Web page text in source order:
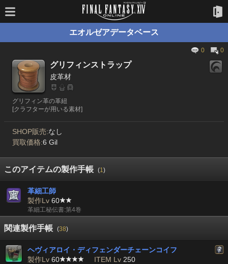
エオルゼアデータベース
0 0
グリフィンストラップ
皮革材
グリフィン革の革紐
[クラフターが用いる素材]
SHOP販売:なし
買取価格:6 Gil
このアイテムの製作手帳 (1)
革細工師
製作Lv 60
革細工秘伝書:第4巻
関連製作手帳 (38)
ヘヴィアロイ・ディフェンダーチェーンコイフ
製作Lv 60 ITEM Lv 250